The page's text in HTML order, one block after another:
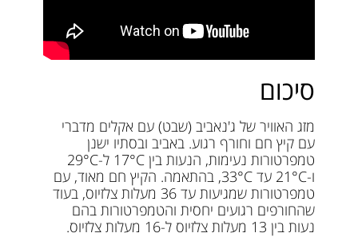
סיכום
מזג האוויר של ג'נאביב (שבט) עם אקלים מדברי
עם קיץ חם וחורף רגוע. באביב ובסתיו ישנן
טמפרטורות נעימות, הנעות בין 17°C ל-29°C
ו-21°C עד 33°C, בהתאמה. הקיץ חם מאוד, עם
טמפרטורות שמגיעות עד 36 מעלות צלזיוס, בעוד
שהחורפים רגועים יחסית והטמפרטורות בהם
נעות בין 13 מעלות צלזיוס ל-16 מעלות צלזיוס.